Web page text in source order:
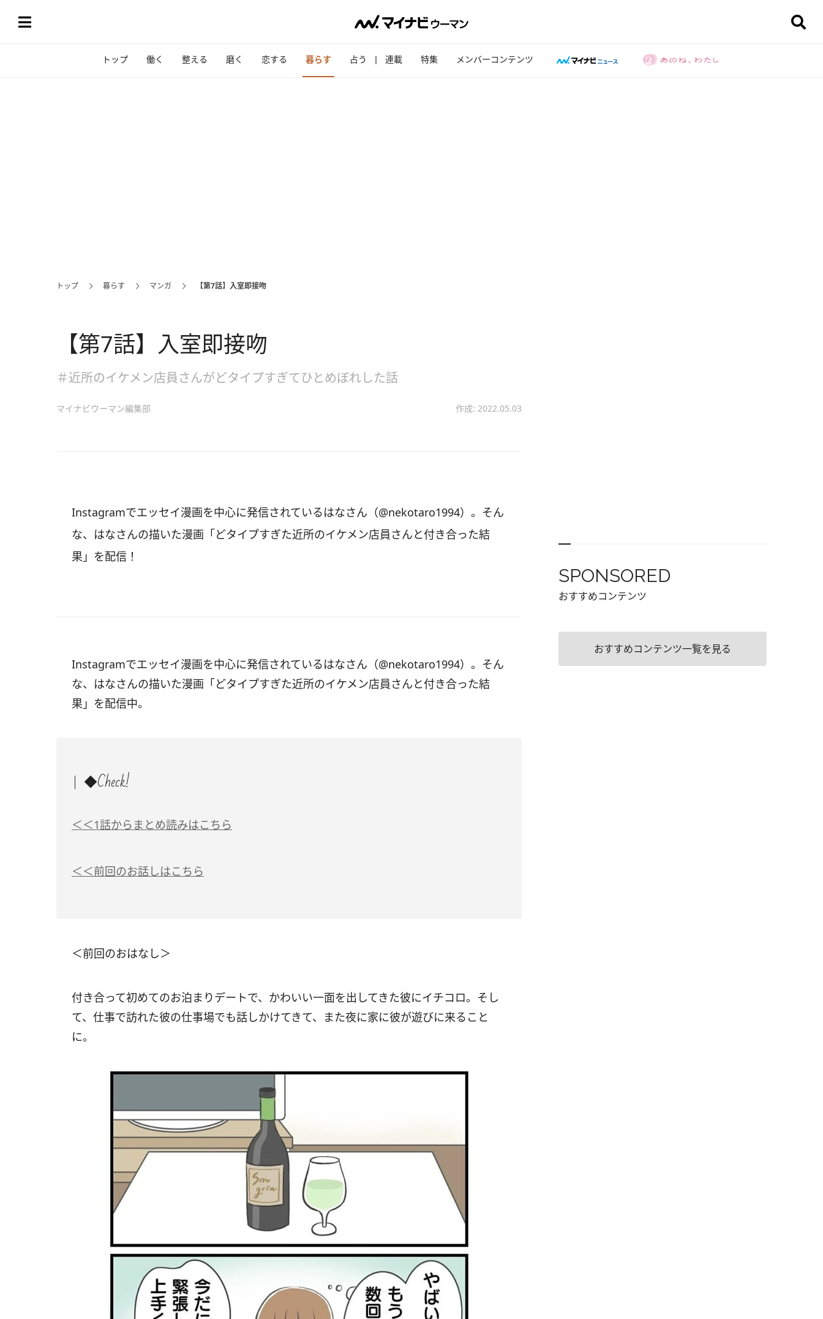
トップ 働く 整える 磨く 恋する 暮らす 占う 連載 特集 メンバーコンテンツ
トップ 暮らす マンガ 【第7話】入室即接吻
【第7話】入室即接吻
＃近所のイケメン店員さんがどタイプすぎてひとめぼれした話
マイナビウーマン編集部 作成: 2022.05.03
Instagramでエッセイ漫画を中心に発信されているはなさん（@nekotaro1994）。そん
な、はなさんの描いた漫画「どタイプすぎた近所のイケメン店員さんと付き合った結
果」を配信！
Instagramでエッセイ漫画を中心に発信されているはなさん（@nekotaro1994）。そん
な、はなさんの描いた漫画「どタイプすぎた近所のイケメン店員さんと付き合った結
果」を配信中。
◆Check!
＜＜1話からまとめ読みはこちら
＜＜前回のお話しはこちら
＜前回のおはなし＞
付き合って初めてのお泊まりデートで、かわいい一面を出してきた彼にイチコロ。そし
て、仕事で訪れた彼の仕事場でも話しかけてきて、また夜に家に彼が遊びに来ること
に。
SPONSORED
おすすめコンテンツ
おすすめコンテンツ一覧を見る